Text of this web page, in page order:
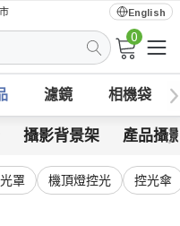
English
0
濾鏡 相機袋
攝影背景架 產品攝
罩 機頂燈控光 控光傘